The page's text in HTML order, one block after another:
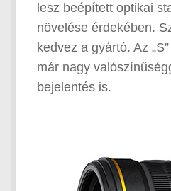
lesz beépített optikai
növelése érdekében.
kedvez a gyártó. Az
már nagy
bejelentés is.